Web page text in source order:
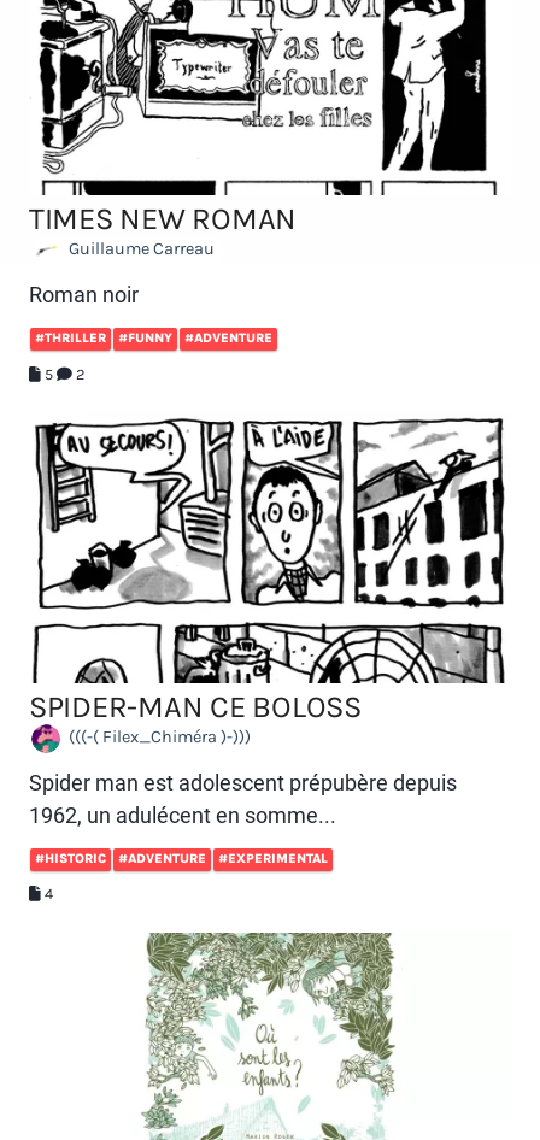
TIMES NEW ROMAN
Guillaume Carreau
Roman noir
#THRILLER #FUNNY #ADVENTURE
5 2
SPIDER-MAN CE BOLOSS
(((-( Filex_Chiméra )-)))
Spider man est adolescent prépubère depuis
1962, un adulécent en somme...
#HISTORIC #ADVENTURE #EXPERIMENTAL
4